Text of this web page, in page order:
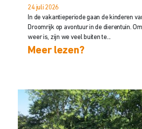
24 juli 2026
In de vakantieperiode gaan de kinderen
Droomrijk op avontuur in de dierentuin.
weer is, zijn we veel buiten te...
Meer lezen?